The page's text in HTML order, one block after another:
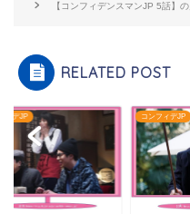
【コンフィデンスマンJP 5話】
RELATED POST
ィデJP コンフィデJP